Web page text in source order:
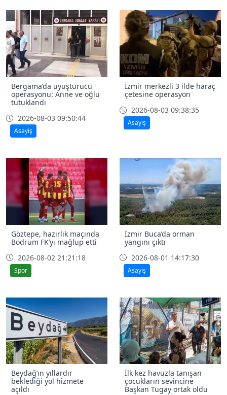
Bergama’da uyuşturucu
operasyonu: Anne ve oğlu
tutuklandı
2026-08-03 09:50:44
Asayiş
İzmir merkezli 3 ilde haraç
çetesine operasyon
2026-08-03 09:38:35
Asayiş
Göztepe, hazırlık maçında
Bodrum FK’yı mağlup etti
2026-08-02 21:21:18
Spor
İzmir Buca’da orman
yangını çıktı
2026-08-01 14:17:30
Asayiş
Beydağ’ın yıllardır
beklediği yol hizmete
açıldı
İlk kez havuzla tanışan
çocukların sevincine
Başkan Tugay ortak oldu